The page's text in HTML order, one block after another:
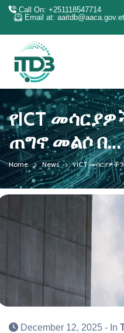
Call On: +251118547714
Email at: aaitdb@aaca.gov.et
የICT
ጠግኖ መልሶ በ...
Home News የICT መሳርያዎች
December 12, 2025 - In